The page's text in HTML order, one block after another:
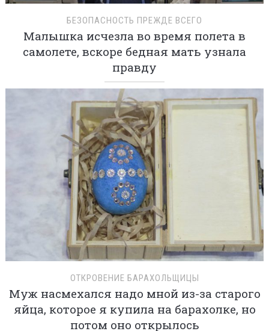
БЕЗОПАСНОСТЬ ПРЕЖДЕ ВСЕГО
Малышка исчезла во время полета в
самолете, вскоре бедная мать узнала
правду
ОТКРОВЕНИЕ БАРАХОЛЬЩИЦЫ
Муж насмехался надо мной из-за старого
яйца, которое я купила на барахолке, но
потом оно открылось